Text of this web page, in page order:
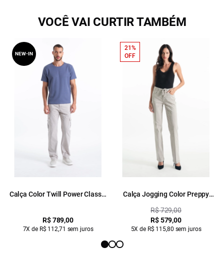
VOCÊ VAI CURTIR TAMBÉM
Calça Color Twill Power Classic
R$ 789,00
7X de R$ 112,71 sem juros
NEW-IN
Calça Jogging Color Preppy
R$ 729,00
R$ 579,00
5X de R$ 115,80 sem juros
21%
OFF